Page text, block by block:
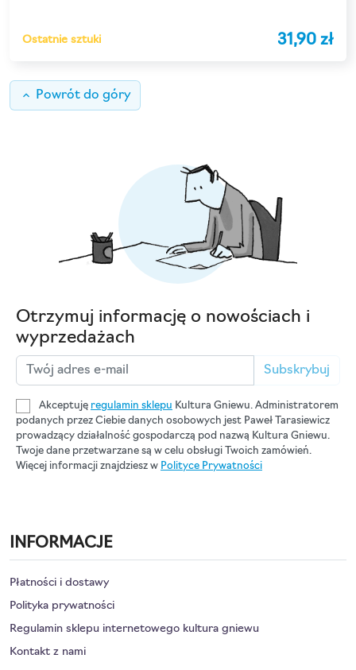
Ostatnie sztuki 31,90 zł
keyboard_arrow_up Powrót do góry
Otrzymuj informację o nowościach i
wyprzedażach
Subskrybuj
Akceptuję regulamin sklepu Kultura Gniewu. Administratorem
podanych przez Ciebie danych osobowych jest Paweł Tarasiewicz
prowadzący działalność gospodarczą pod nazwą Kultura Gniewu.
Twoje dane przetwarzane są w celu obsługi Twoich zamówień.
Więcej informacji znajdziesz w Polityce Prywatności
INFORMACJE
Płatności i dostawy
Polityka prywatności
Regulamin sklepu internetowego kultura gniewu
Kontakt z nami